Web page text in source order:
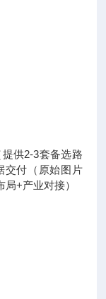
供2-3套备选路
交付（原始图片
+产业对接）